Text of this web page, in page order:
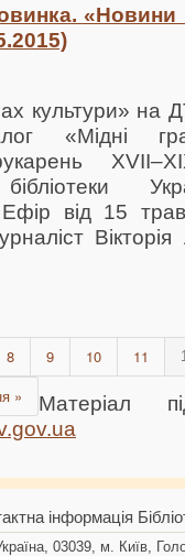
культури» на
«Мідні
бібліотеки
Ефір від 15
8 9 10 11
»
Матеріал
інформація
03039, м. Київ,